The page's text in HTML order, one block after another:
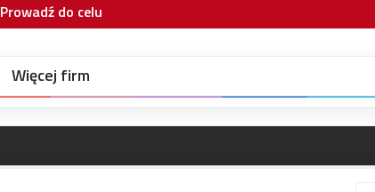
Prowadź do celu
Więcej firm